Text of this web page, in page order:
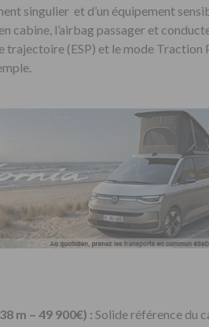
singulier et d’un équipement
cabine, l’airbag passager et
trajectoire (ESP) et le mode Traction
m – 49 900€) : Solide référence du